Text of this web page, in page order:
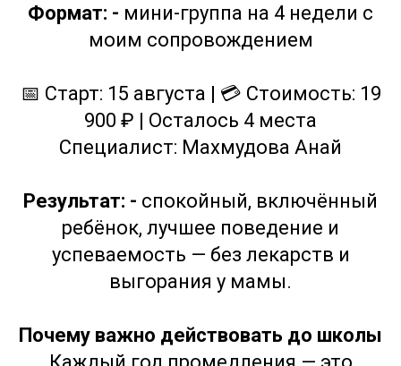
Формат: - мини-группа на 4 недели с
моим сопровождением
📅 Старт: 15 августа | 💳 Стоимость: 19
900 ₽ | Осталось 4 места
Специалист: Махмудова Анай
Результат: - спокойный, включённый
ребёнок, лучшее поведение и
успеваемость — без лекарств и
выгорания у мамы.
Почему важно действовать до школы